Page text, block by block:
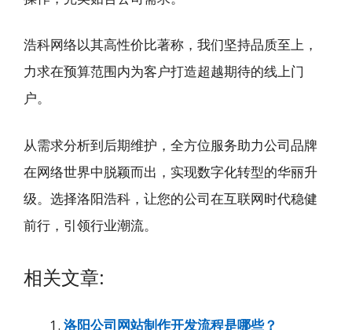
浩科网络以其高性价比著称，我们坚持品质至上，
力求在预算范围内为客户打造超越期待的线上门
户。
从需求分析到后期维护，全方位服务助力公司品牌
在网络世界中脱颖而出，实现数字化转型的华丽升
级。选择洛阳浩科，让您的公司在互联网时代稳健
前行，引领行业潮流。
相关文章:
洛阳公司网站制作开发流程是哪些？